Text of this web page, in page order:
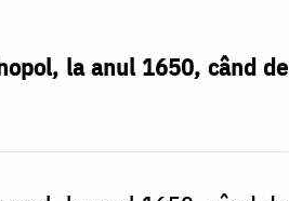
la anul 1650, când de